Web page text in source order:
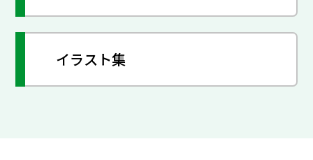
イラスト集